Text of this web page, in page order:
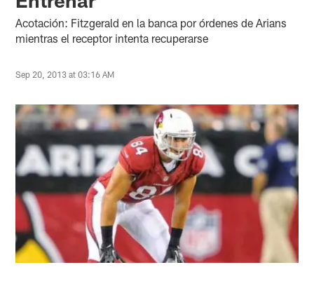
Acotación: Fitzgerald en la banca por órdenes de Arians
mientras el receptor intenta recuperarse
Sep 20, 2013 at 03:16 AM